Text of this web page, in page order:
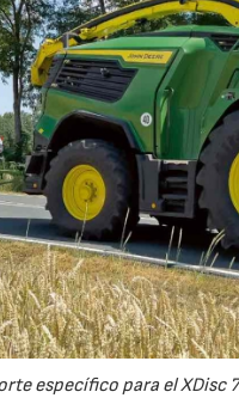
específico para el